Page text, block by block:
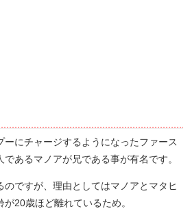
ーにチャージするようになったファース
であるマノアが兄である事が有名です。
ですが、理由としてはマノアとマタヒ
20歳ほど離れているため。